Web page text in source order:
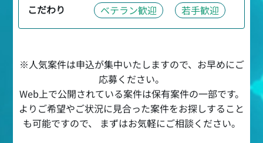
こだわり ベテラン歓迎 若手歓迎
※人気案件は申込が集中いたしますので、お早めにご
応募ください。
Web上で公開されている案件は保有案件の一部です。
よりご希望やご状況に見合った案件をお探しすること
も可能ですので、 まずはお気軽にご相談ください。